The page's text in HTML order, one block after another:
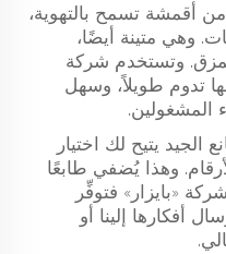
أقمشة تسمح بالتهوية،
وهي متينة أيضًا،
وتستخدم شركة
تدوم طويلاً، وسهل
المشغولين.
الجيد يتيح لك اختيار
وهذا يُضفي طابعًا
«بايزار» فتوفِّر
أفكارها إلينا أو